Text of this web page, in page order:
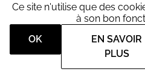
RESTONS CONNECTÉS
Ce site n'utilise que des
à son bon
OK
EN SAVOIR
PLUS